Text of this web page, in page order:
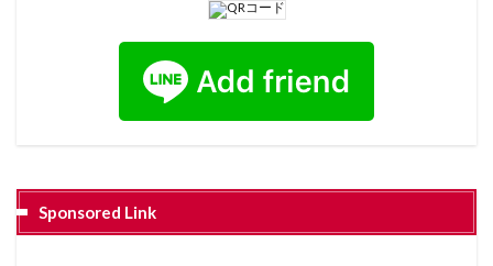
Sponsored Link